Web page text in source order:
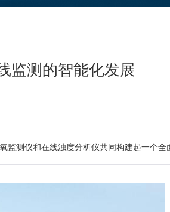
监测的智能化发展
监测仪和在线浊度分析仪共同构建起一个全